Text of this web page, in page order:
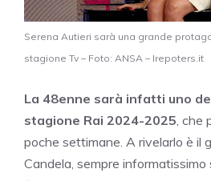
Serena Autieri sarà una grande
stagione Tv – Foto: ANSA – Irepoters.it
La 48enne sarà infatti uno
stagione Rai 2024-2025 ,
poche settimane. A rivelarlo è il
Candela, sempre